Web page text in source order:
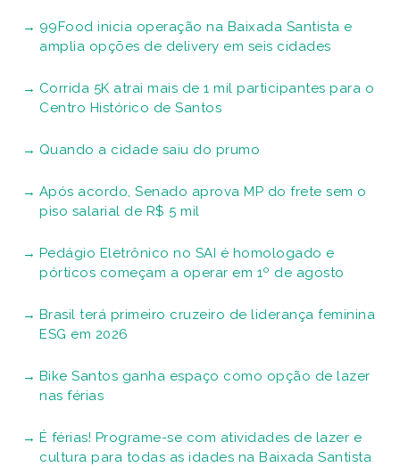
99Food inicia operação na Baixada Santista e
amplia opções de delivery em seis cidades
Corrida 5K atrai mais de 1 mil participantes para o
Centro Histórico de Santos
Quando a cidade saiu do prumo
Após acordo, Senado aprova MP do frete sem o
piso salarial de R$ 5 mil
Pedágio Eletrônico no SAI é homologado e
pórticos começam a operar em 1º de agosto
Brasil terá primeiro cruzeiro de liderança feminina
ESG em 2026
Bike Santos ganha espaço como opção de lazer
nas férias
É férias! Programe-se com atividades de lazer e
cultura para todas as idades na Baixada Santista